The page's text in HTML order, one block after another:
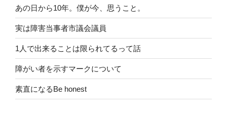
あの日から10年。僕が今、思うこと。
実は障害当事者市議会議員
1人で出来ることは限られてるって話
障がい者を示すマークについて
素直になるBe honest